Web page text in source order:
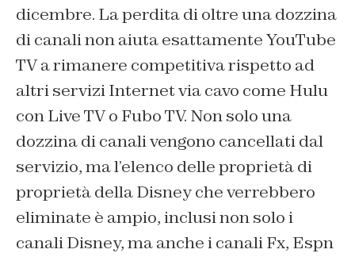
dicembre. La perdita di oltre una dozzina
di canali non aiuta esattamente YouTube
TV a rimanere competitiva rispetto ad
altri servizi Internet via cavo come Hulu
con Live TV o Fubo TV. Non solo una
dozzina di canali vengono cancellati dal
servizio, ma l’elenco delle proprietà di
proprietà della Disney che verrebbero
eliminate è ampio, inclusi non solo i
canali Disney, ma anche i canali Fx, Espn